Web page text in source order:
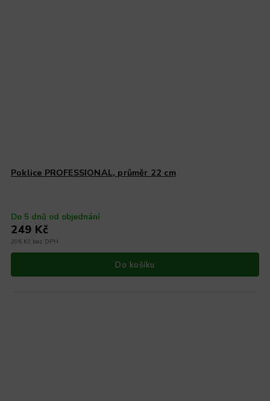
Poklice PROFESSIONAL, průměr 22 cm
Do 5 dnů od objednání
206 Kč bez DPH
249 Kč
Do košíku